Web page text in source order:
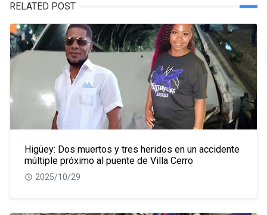
RELATED POST
Higüey: Dos muertos y tres heridos en un accidente
múltiple próximo al puente de Villa Cerro
2025/10/29